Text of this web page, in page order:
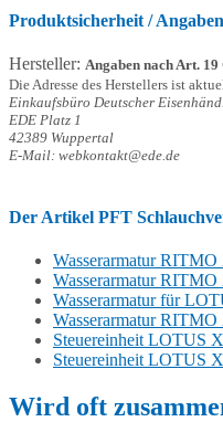
Produktsicherheit /
Hersteller: Angaben nach Art. 19
Die Adresse des Herstellers ist
Einkaufsbüro Deutscher
EDE Platz 1
42389 Wuppertal
E-Mail: webkontakt@ede.de
Der Artikel PFT
Wasserarmatur
Wasserarmatur
Wasserarmatur für
Wasserarmatur
Steuereinheit LOTUS
Steuereinheit LOTUS
Wird oft